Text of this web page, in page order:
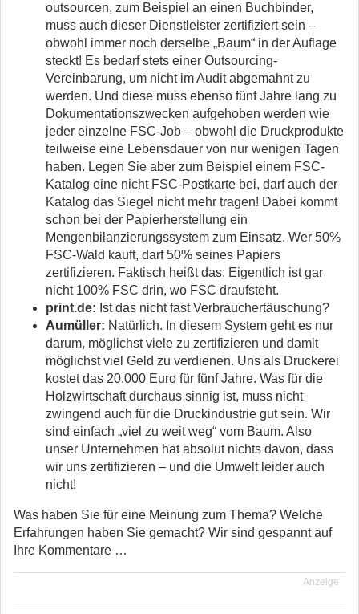
outsourcen, zum Beispiel an einen Buch­binder,
muss auch dieser Dienstleister zertifiziert sein –
obwohl immer noch derselbe „Baum“ in der Auflage
steckt! Es bedarf stets einer Outsourcing-
Vereinbarung, um nicht im Audit abgemahnt zu
werden. Und diese muss ebenso fünf Jahre lang zu
Dokumentationszwecken aufgehoben werden wie
jeder einzelne FSC-Job – obwohl die Druckprodukte
teilweise eine Lebensdauer von nur wenigen Tagen
haben. Legen Sie aber zum Beispiel einem FSC-
Katalog eine nicht FSC-Postkarte bei, darf auch der
Katalog das Siegel nicht mehr tragen! Dabei kommt
schon bei der Papierherstellung ein
Mengenbilanzierungssystem zum Einsatz. Wer 50%
FSC-Wald kauft, darf 50% seines Pa­piers
zertifizieren. Faktisch heißt das: Eigentlich ist gar
nicht 100% FSC drin, wo FSC draufsteht.
print.de: Ist das nicht fast Verbrauchertäuschung?
Aumüller: Natürlich. In diesem System geht es nur
darum, möglichst viele zu zertifizieren und damit
möglichst viel Geld zu verdienen. Uns als Druckerei
kostet das 20.000 Euro für fünf Jahre. Was für die
Holzwirtschaft durchaus sinnig ist, muss nicht
zwingend auch für die Druckindustrie gut sein. Wir
sind einfach „viel zu weit weg“ vom Baum. Also
unser Unternehmen hat absolut nichts davon, dass
wir uns zertifizieren – und die Umwelt leider auch
nicht!
Was haben Sie für eine Meinung zum Thema? Welche
Erfahrungen haben Sie gemacht? Wir sind gespannt auf
Ihre Kommentare …
Anzeige